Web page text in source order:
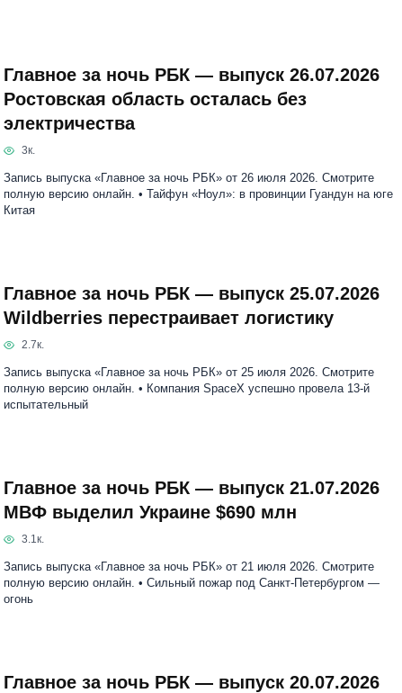
Главное за ночь РБК — выпуск 26.07.2026
Ростовская область осталась без
электричества
3к.
Запись выпуска «Главное за ночь РБК» от 26 июля 2026. Смотрите
полную версию онлайн. • Тайфун «Ноул»: в провинции Гуандун на юге
Китая
Главное за ночь РБК — выпуск 25.07.2026
Wildberries перестраивает логистику
2.7к.
Запись выпуска «Главное за ночь РБК» от 25 июля 2026. Смотрите
полную версию онлайн. • Компания SpaceX успешно провела 13-й
испытательный
Главное за ночь РБК — выпуск 21.07.2026
МВФ выделил Украине $690 млн
3.1к.
Запись выпуска «Главное за ночь РБК» от 21 июля 2026. Смотрите
полную версию онлайн. • Сильный пожар под Санкт-Петербургом —
огонь
Главное за ночь РБК — выпуск 20.07.2026